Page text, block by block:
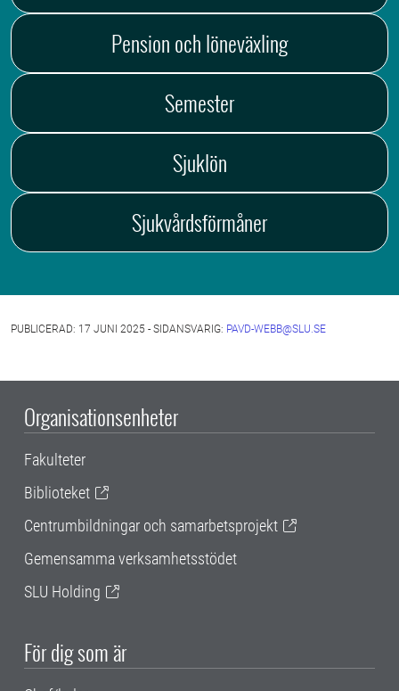
Pension och löneväxling
Semester
Sjuklön
Sjukvårdsförmåner
PUBLICERAD: 17 JUNI 2025 - SIDANSVARIG: PAVD-WEBB@SLU.SE
Organisationsenheter
Fakulteter
Biblioteket
Centrumbildningar och samarbetsprojekt
Gemensamma verksamhetsstödet
SLU Holding
För dig som är